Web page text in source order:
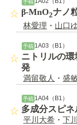
予稿
β-MnO2ナノ
林愛理 ・ 山口
予稿1A03（B1）
ニトリルの
発
満留敬人 ・ 盛
予稿 1A04（B1）
多成分スピ
平川大希 ・ 下